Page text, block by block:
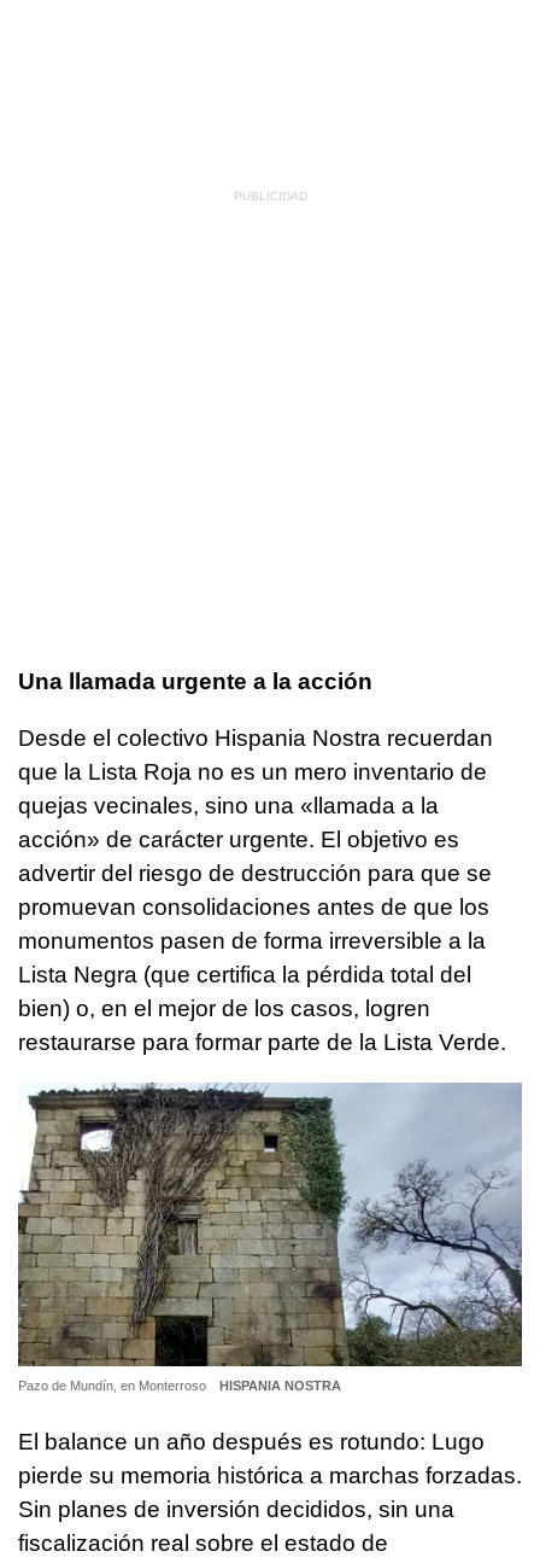
Una llamada urgente a la acción
Desde el colectivo Hispania Nostra recuerdan
que la Lista Roja no es un mero inventario de
quejas vecinales, sino una «llamada a la
acción» de carácter urgente. El objetivo es
advertir del riesgo de destrucción para que se
promuevan consolidaciones antes de que los
monumentos pasen de forma irreversible a la
Lista Negra (que certifica la pérdida total del
bien) o, en el mejor de los casos, logren
restaurarse para formar parte de la Lista Verde.
Pazo de Mundín, en Monterroso HISPANIA NOSTRA
El balance un año después es rotundo: Lugo
pierde su memoria histórica a marchas forzadas.
Sin planes de inversión decididos, sin una
fiscalización real sobre el estado de